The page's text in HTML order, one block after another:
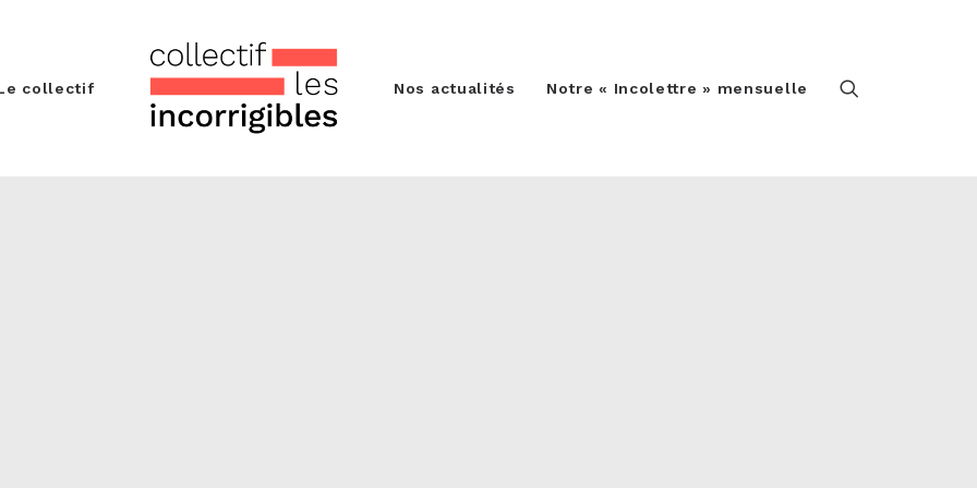
collectif Nos actualités Notre « Incolettre » mensuelle